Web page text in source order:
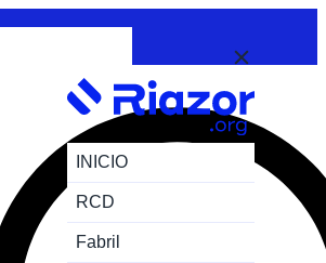
INICIO
RCD
Fabril